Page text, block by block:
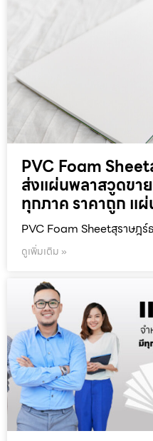
PVC Foam
ส่งแผ่นพลาสวูดขา
ทุกภาค ราคาถูก แ
PVC Foam Sheetสุราษฎร์
ดูเพิ่มเติม »